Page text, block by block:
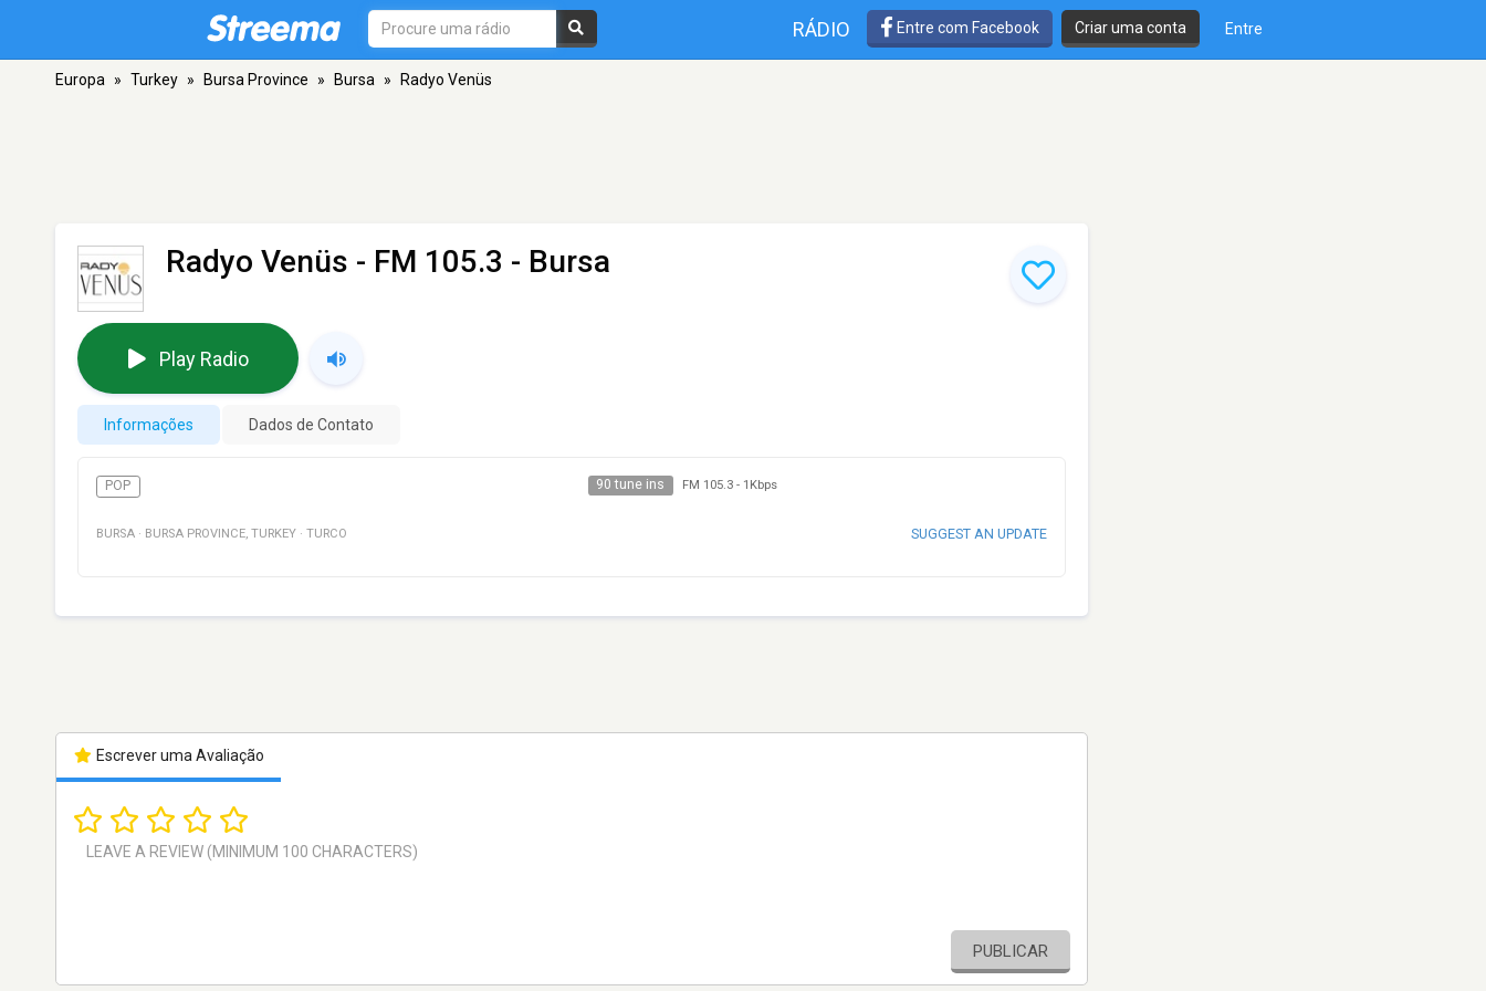
RÁDIO Entre com Facebook Criar uma conta Entre
Europa » Turkey » Bursa Province » Bursa » Radyo Venüs
Radyo Venüs - FM 105.3 - Bursa
Play Radio
Informações Dados de Contato
POP 90 tune ins FM 105.3- 1Kbps
BURSA · BURSA PROVINCE, TURKEY · TURCO SUGGEST AN UPDATE
Escrever uma Avaliação
PUBLICAR